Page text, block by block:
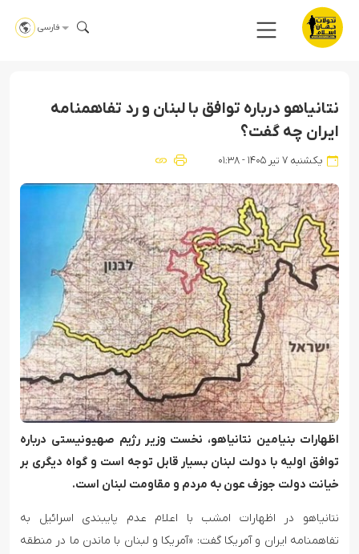
فارسی
نتانیاهو درباره توافق با لبنان و رد تفاهمنامه
ایران چه گفت؟
یکشنبه ۷ تیر ۱۴۰۵ - ۰۱:۳۸
اظهارات بنیامین نتانیاهو، نخست وزیر رژیم صهیونیستی درباره
توافق اولیه با دولت لبنان بسیار قابل توجه است و گواه دیگری بر
خیانت دولت جوزف عون به مردم و مقاومت لبنان است.
نتانیاهو در اظهارات امشب با اعلام عدم پایبندی اسرائیل به
تفاهمنامه ایران و آمریکا گفت: «آمریکا و لبنان با ماندن ما در منطقه